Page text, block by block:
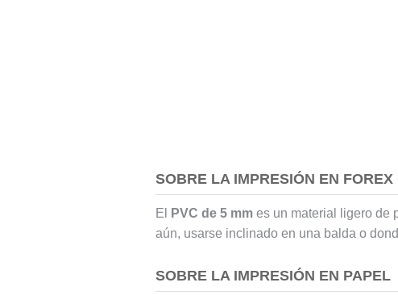
SOBRE LA IMPRESIÓN EN FOREX
El PVC de 5 mmes un material ligero de
aún, usarse inclinado en una balda o
SOBRE LA IMPRESIÓN EN PAPEL